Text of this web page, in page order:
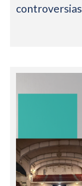
controversias